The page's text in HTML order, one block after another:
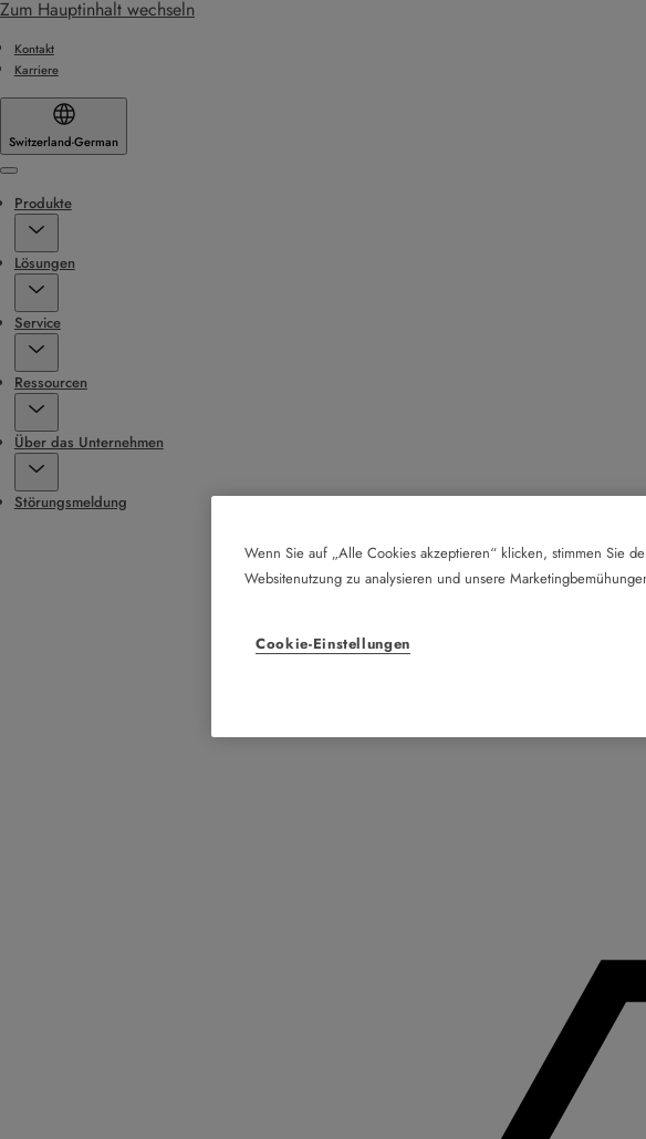
Zum Hauptinhalt wechseln
Kontakt
Karriere
Switzerland·German
Menu
Produkte
Lösungen
Service
Ressourcen
Über das Unternehmen
Störungsmeldung
Wenn Sie auf „Alle Cookies akzeptieren“ klicken, stimmen Sie
Websitenutzung zu analysieren und unsere
Cookie-Einstellungen